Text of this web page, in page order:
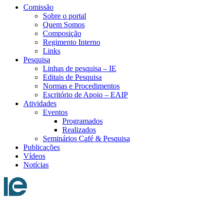
Comissão
Sobre o portal
Quem Somos
Composição
Regimento Interno
Links
Pesquisa
Linhas de pesquisa – IE
Editais de Pesquisa
Normas e Procedimentos
Escritório de Apoio – EAIP
Atividades
Eventos
Programados
Realizados
Seminários Café & Pesquisa
Publicações
Vídeos
Notícias